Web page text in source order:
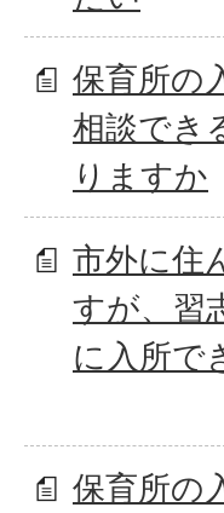
保育所の
相談でき
りますか
市外に住
すが、習
に入所で
保育所の